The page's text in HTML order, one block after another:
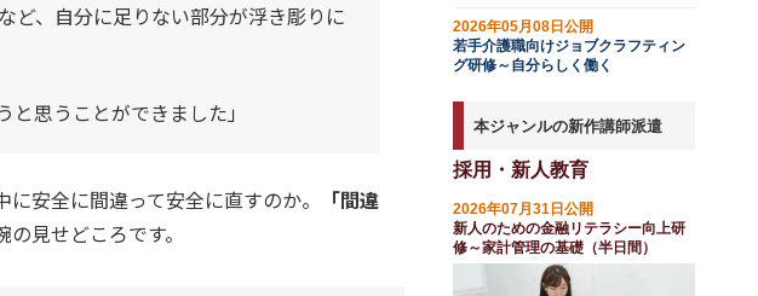
ど、自分に足りない部分が浮き彫りに
と思うことができました」
安全に間違って安全に直すのか。
「間違
見せどころです。
2026年05月08日公開
若手介護職向けジョブクラフティン
グ研修～自分らしく働く
本ジャンルの新作講師派遣
採用・新人教育
2026年07月31日公開
新人のための金融リテラシー向上研
修～家計管理の基礎（半日間）